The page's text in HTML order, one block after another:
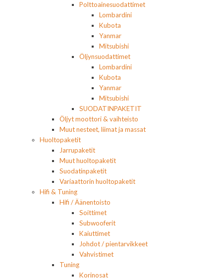
Polttoainesuodattimet
Lombardini
Kubota
Yanmar
Mitsubishi
Öljynsuodattimet
Lombardini
Kubota
Yanmar
Mitsubishi
SUODATINPAKETIT
Öljyt moottori & vaihteisto
Muut nesteet, liimat ja massat
Huoltopaketit
Jarrupaketit
Muut huoltopaketit
Suodatinpaketit
Variaattorin huoltopaketit
Hifi & Tuning
Hifi / Äänentoisto
Soittimet
Subwooferit
Kaiuttimet
Johdot / pientarvikkeet
Vahvistimet
Tuning
Korinosat